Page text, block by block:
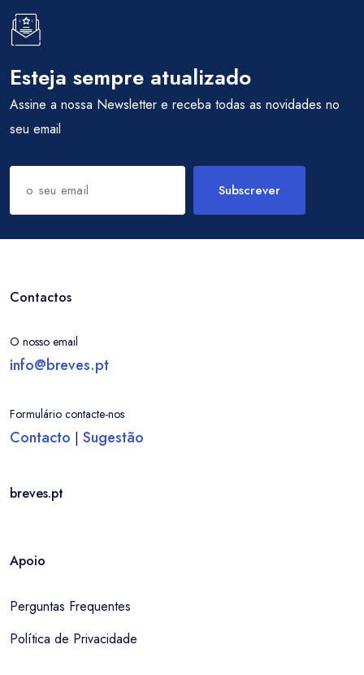
Esteja sempre atualizado
Assine a nossa Newsletter e receba todas as novidades no
seu email
Subscrever
Contactos
O nosso email
info@breves.pt
Formulário contacte-nos
Contacto | Sugestão
breves.pt
Apoio
Perguntas Frequentes
Política de Privacidade